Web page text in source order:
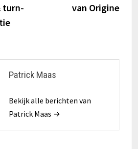
turn-
van Origine
Patrick Maas
Bekijk alle berichten van
Patrick Maas →